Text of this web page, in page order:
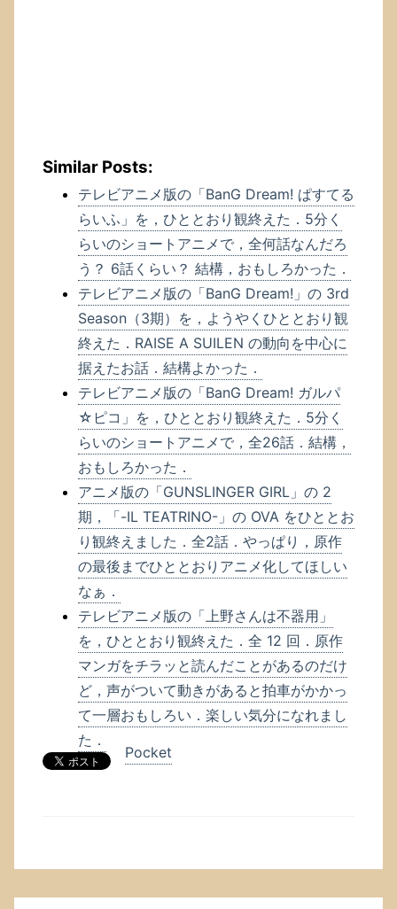
Similar Posts:
テレビアニメ版の「BanG Dream! ぱすてる
らいふ」を，ひととおり観終えた．5分く
らいのショートアニメで，全何話なんだろ
う？ 6話くらい？ 結構，おもしろかった．
テレビアニメ版の「BanG Dream!」の 3rd
Season（3期）を，ようやくひととおり観
終えた．RAISE A SUILEN の動向を中心に
据えたお話．結構よかった．
テレビアニメ版の「BanG Dream! ガルパ
☆ピコ」を，ひととおり観終えた．5分く
らいのショートアニメで，全26話．結構，
おもしろかった．
アニメ版の「GUNSLINGER GIRL」の 2
期，「-IL TEATRINO-」の OVA をひととお
り観終えました．全2話．やっぱり，原作
の最後までひととおりアニメ化してほしい
なぁ．
テレビアニメ版の「上野さんは不器用」
を，ひととおり観終えた．全 12 回．原作
マンガをチラッと読んだことがあるのだけ
ど，声がついて動きがあると拍車がかかっ
て一層おもしろい．楽しい気分になれまし
た．
Pocket